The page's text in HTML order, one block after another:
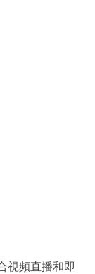
視頻直播和即